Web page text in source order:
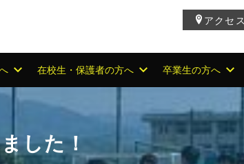
アクセス
在校生・保護者の方へ 卒業生の方へ
した！